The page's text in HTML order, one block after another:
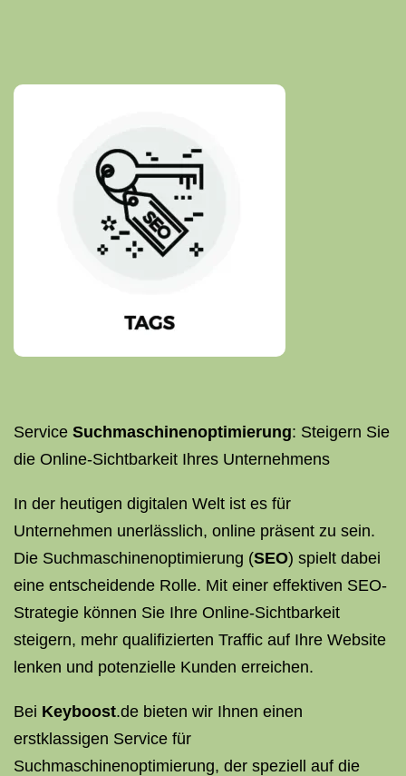
Service Suchmaschinenoptimierung: Steigern Sie
die Online-Sichtbarkeit Ihres Unternehmens
In der heutigen digitalen Welt ist es für
Unternehmen unerlässlich, online präsent zu sein.
Die Suchmaschinenoptimierung (SEO) spielt dabei
eine entscheidende Rolle. Mit einer effektiven SEO-
Strategie können Sie Ihre Online-Sichtbarkeit
steigern, mehr qualifizierten Traffic auf Ihre Website
lenken und potenzielle Kunden erreichen.
Bei Keyboost.de bieten wir Ihnen einen
erstklassigen Service für
Suchmaschinenoptimierung, der speziell auf die